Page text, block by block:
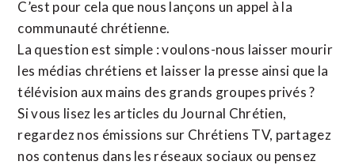
C’est pour cela que nous lançons un appel à la
communauté chrétienne.
La question est simple : voulons-nous laisser mourir
les médias chrétiens et laisser la presse ainsi que la
télévision aux mains des grands groupes privés ?
Si vous lisez les articles du Journal Chrétien,
regardez nos émissions sur Chrétiens TV, partagez
nos contenus dans les réseaux sociaux ou pensez